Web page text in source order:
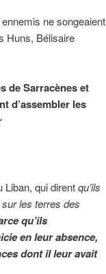
ne songeaient
Huns, Bélisaire
de Sarracènes et
d’assembler les
Liban, qui direntqu’ils
sur les terres des
qu’ils
en leur absence,
dont il leur avait